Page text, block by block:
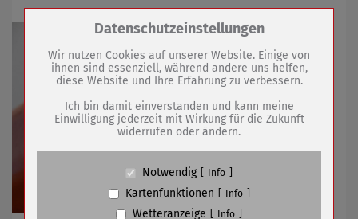
Zum Betrieb der Seite notwendige Cookies /
Name
PHP Session Cookie
Anbieter
Eigentümer dieser Website (Wenko-
Wenselaar GmbH & Co. KG)
Absicherung Kontaktformular / SPAM
Datenschutzeinstellungen
Wir nutzen Cookies auf unserer Website. Einige von
ihnen sind essenziell, während andere uns helfen,
diese Website und Ihre Erfahrung zu verbessern.
Ich bin damit einverstanden und kann meine
Einwilligung jederzeit mit Wirkung für die Zukunft
widerrufen oder ändern.
Notwendig Info
Kartenfunktionen Info
Wetteranzeige Info